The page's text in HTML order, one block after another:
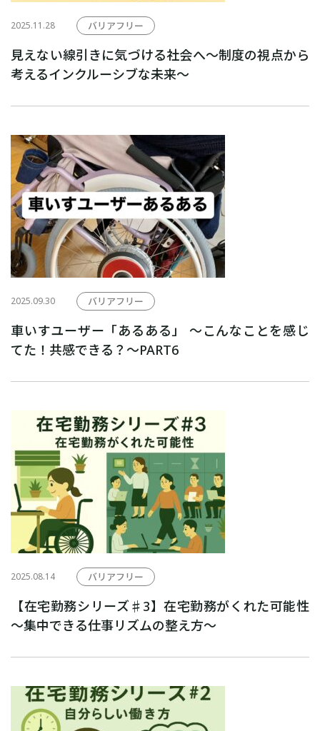
2025.11.28 バリアフリー
見えない線引きに気づける社会へ～制度の視点から
考えるインクルーシブな未来～
2025.09.30 バリアフリー
車いすユーザー「あるある」 ～こんなことを感じ
てた！共感できる？～PART6
2025.08.14 バリアフリー
【在宅勤務シリーズ♯3】在宅勤務がくれた可能性
〜集中できる仕事リズムの整え方〜